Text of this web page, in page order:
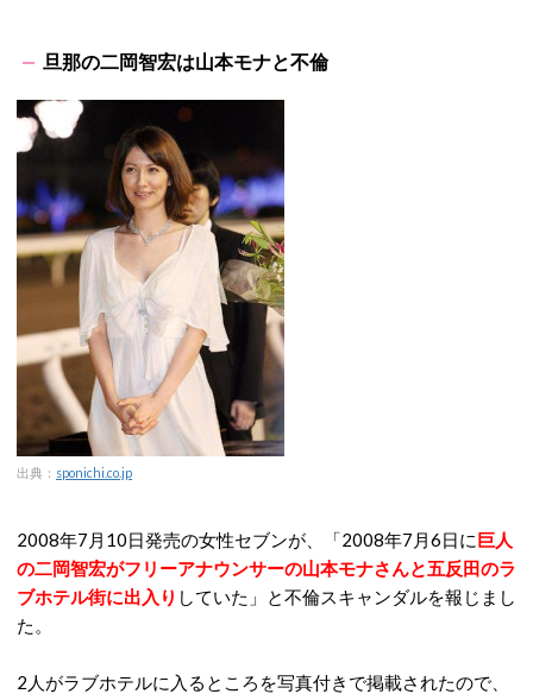
旦那の二岡智宏は山本モナと不倫
出典： sponichi.co.jp
2008年7月10日発売の女性セブンが、「2008年7月6日に巨人
の二岡智宏がフリーアナウンサーの山本モナさんと五反田のラ
ブホテル街に出入り していた」と不倫スキャンダルを報じまし
た。
2人がラブホテルに入るところを写真付きで掲載されたので、